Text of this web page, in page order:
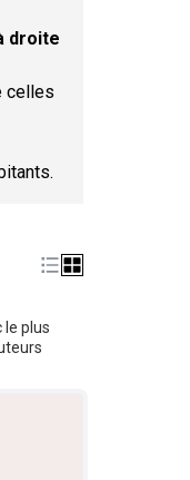
droite
celles
le plus